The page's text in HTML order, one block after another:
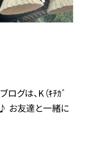
ログは、K（ｷﾁｶﾞ
お友達と一緒に